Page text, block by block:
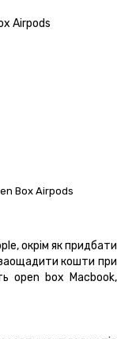
окрім як придбати
кошти при
open box Macbook,
Open Box Airpods